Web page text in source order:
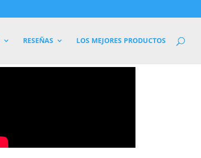
RESEÑAS LOS MEJORES PRODUCTOS